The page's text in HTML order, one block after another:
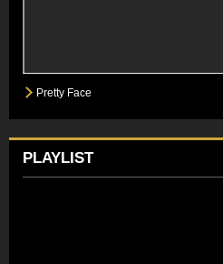
Pretty Face
PLAYLIST